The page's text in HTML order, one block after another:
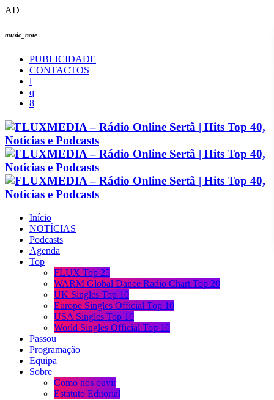
AD
music_note
PUBLICIDADE
CONTACTOS
Início
NOTÍCIAS
Podcasts
Agenda
Top
FLUX Top 25
WARM Global Dance Radio Chart Top 20
UK Singles Top 10
Europe Singles Official Top 10
USA Singles Top 10
World Singles Official Top 10
Passou
Programação
Equipa
Sobre
Como nos ouvir
Estatuto Editorial